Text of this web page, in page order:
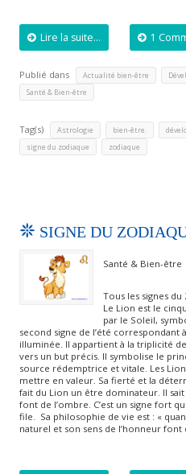
Lire la suite... 1
Publié dans Actualité bien-être
Santé & Bien-être
Tag(s) Astrologie bien-être.
signe du zodiaque zodiaque
SIGNE DU
Santé & Bien-être
Tous les signes du
Le Lion est le
par le Soleil,
second signe de l’été correspondant
illuminée. Il appartient à la triplicité
vers un but précis. Il symbolise le
source rédemptrice et vitale. Les
mettre en valeur. Sa fierté et la
fait du Lion un être dominateur. Il
font de l’ombre. C’est un signe fort
file. Sa philosophie de vie est : «
naturel et son sens de l’honneur font